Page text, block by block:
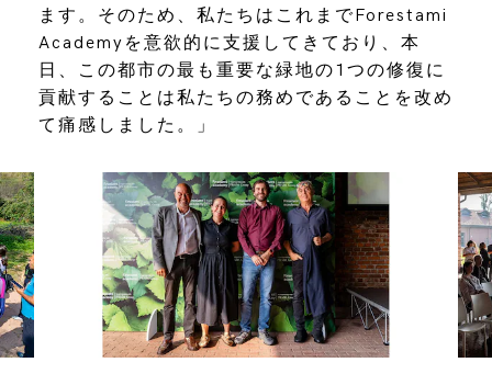
ます。そのため、私たちはこれまでForestami
Academyを意欲的に支援してきており、本
日、この都市の最も重要な緑地の1つの修復に
貢献することは私たちの務めであることを改め
て痛感しました。」